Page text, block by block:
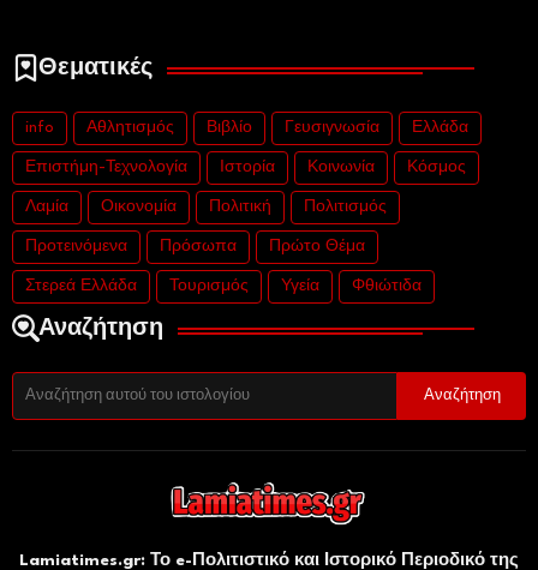
Θεματικές
info Αθλητισμός Βιβλίο Γευσιγνωσία Ελλάδα
Επιστήμη-Τεχνολογία Ιστορία Κοινωνία Κόσμος
Λαμία Οικονομία Πολιτική Πολιτισμός
Προτεινόμενα Πρόσωπα Πρώτο Θέμα
Στερεά Ελλάδα Τουρισμός Υγεία Φθιώτιδα
Αναζήτηση
Lamiatimes.gr: Το e-Πολιτιστικό και Ιστορικό Περιοδικό της